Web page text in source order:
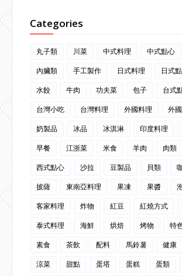
Categories
丸子類 川菜 中式料理 中式點心
內臟類
手工製作 日式料理 日式
水餃
牛肉 功夫菜 包子
台式
台灣小吃
台灣料理 外國料理
外
奶製品
冰品 冰淇淋 印度料理
早餐
江浙菜 米食 羊肉 肉類
西式點心
沙拉 豆製品 貝類
披薩
東南亞料理 果凍 果醬
客家料理
炸物 紅豆 紅燒方式
泰式料理
海鮮 烘焙 烤物
特
素食
茶飲 配料 馬鈴薯 健康
涼菜
甜點 蛋塔 蛋糕 蛋類